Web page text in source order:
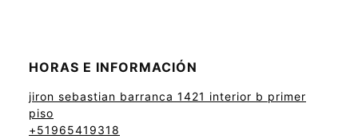
HORAS E INFORMACIÓN
jiron sebastian barranca 1421 interior b primer
piso
+51965419318